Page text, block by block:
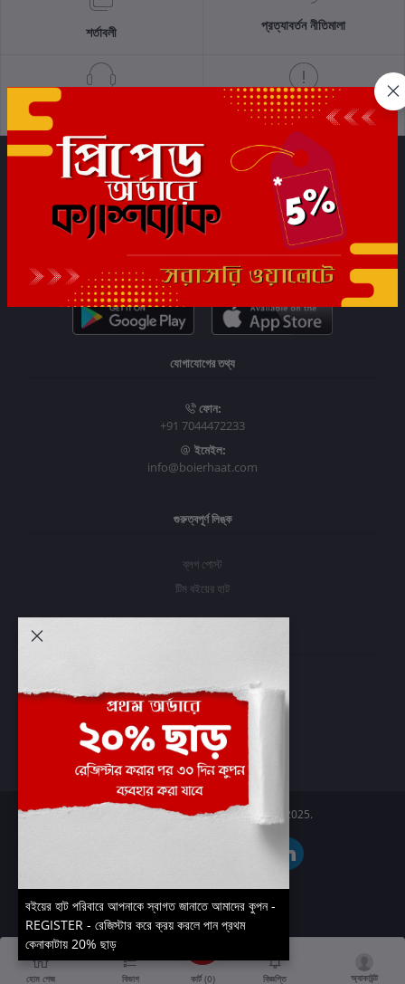
শর্তাবলী প্রত্যাবর্তন নীতিমালা
গোপনীয়তা নীতি
সাবস্ক্রাইব
যোগাযোগের তথ্য
ফোন:
+91 7044472233
ইমেইল:
info@boierhaat.com
গুরুত্বপূর্ণ লিঙ্ক
ব্লগ পোস্ট
টিম বইয়ের হাট
প্রবেশ করুন
অর্ডার ইতিহাস
আমার ইচ্ছাগুলি
অর্ডার ট্র্যাকিং
Boier Haat™ | © All rights reserved 2025.
হোম পেজ বিভাগ কার্ট (0) বিজ্ঞপ্তি অ্যাকাউন্ট
বইয়ের হাট পরিবারে আপনাকে স্বাগত জানাতে আমাদের কুপন -
REGISTER - রেজিস্টার করে ক্রয় করলে পান প্রথম
কেনাকাটায় 20% ছাড়